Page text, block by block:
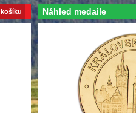
Náhled medaile